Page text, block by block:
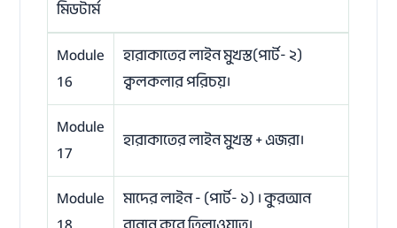
মিডটার্ম
Module
16
হারাকাতের লাইন মুখস্ত(পার্ট- ২)
ক্বলকলার পরিচয়।
Module
17
হারাকাতের লাইন মুখস্ত + এজরা।
Module
মাদের লাইন - (পার্ট- ১) । কুরআন